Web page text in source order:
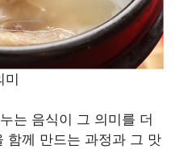
미
는 음식이 그 의미를 더
함께 만드는 과정과 그 맛